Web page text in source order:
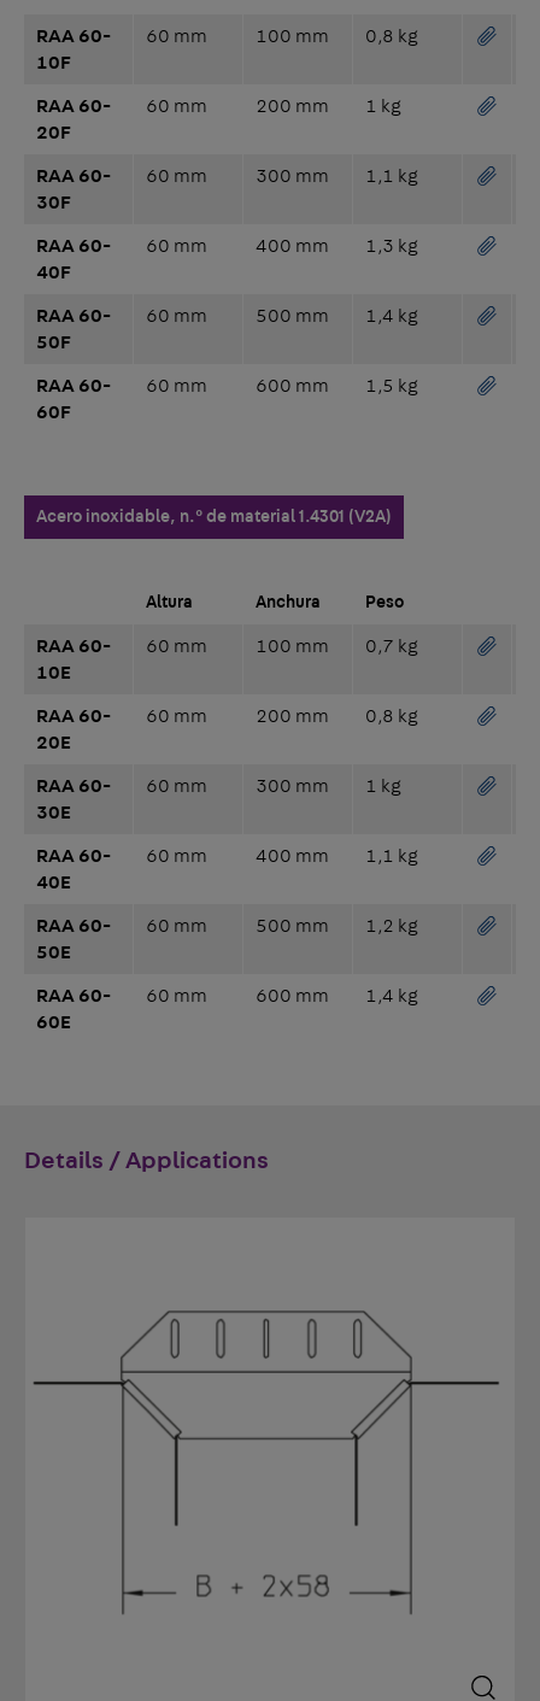
RAA 60-
10F
60 mm 100 mm 0,8 kg
RAA 60-
20F
60 mm 200 mm 1 kg
RAA 60-
30F
60 mm 300 mm 1,1 kg
RAA 60-
40F
60 mm 400 mm 1,3 kg
RAA 60-
50F
60 mm 500 mm 1,4 kg
RAA 60-
60F
60 mm 600 mm 1,5 kg
Acero inoxidable, n.° de material 1.4301 (V2A)
Altura Anchura Peso
RAA 60-
10E
60 mm 100 mm 0,7 kg
RAA 60-
20E
60 mm 200 mm 0,8 kg
RAA 60-
30E
60 mm 300 mm 1 kg
RAA 60-
40E
60 mm 400 mm 1,1 kg
RAA 60-
50E
60 mm 500 mm 1,2 kg
RAA 60-
60E
60 mm 600 mm 1,4 kg
Details / Applications